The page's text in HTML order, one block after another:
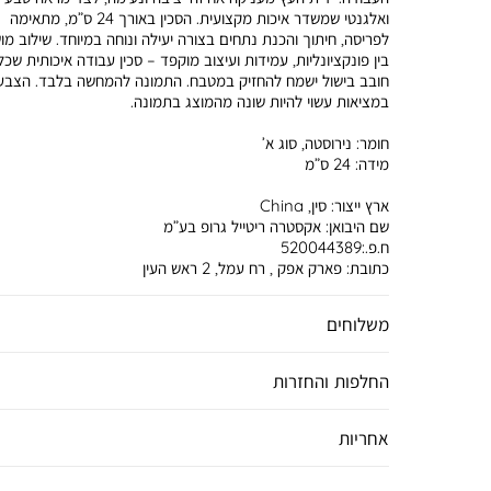
משלוחים
החלפות והחזרות
אחריות
ואלגנטי שמשדר איכות מקצועית. הסכין באורך 24 ס”מ, מתאימה
לפריסה, חיתוך והכנת נתחים בצורה יעילה ונוחה במיוחד. שילוב
בין פונקציונליות, עמידות ועיצוב מוקפד – סכין עבודה איכותית
חובב בישול ישמח להחזיק במטבח. התמונה להמחשה בלבד.
במציאות עשוי להיות שונה מהמוצג בתמונה.
חומר: נירוסטה, סוג א’
מידה:24 ס”מ
ארץ ייצור:סין, China
שם היבואן:אקסטרה ריטייל גרופ בע”מ
ח.פ.:520044389
כתובת:פארק אפק , רח עמל, 2 ראש העין